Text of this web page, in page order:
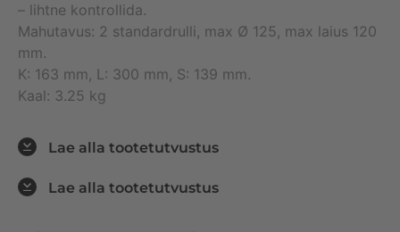
– lihtne kontrollida.
Mahutavus: 2 standardrulli, max Ø 125, max laius 120
mm.
K: 163 mm, L: 300 mm, S: 139 mm.
Kaal: 3.25 kg
Lae alla tootetutvustus
Lae alla tootetutvustus